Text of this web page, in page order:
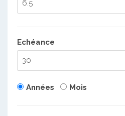
Echéance
Années Mois